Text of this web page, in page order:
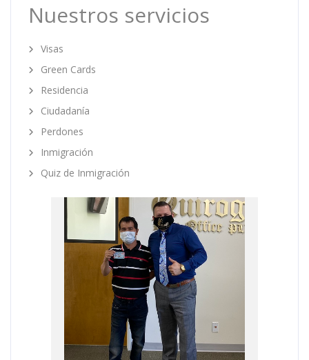
Nuestros servicios
Visas
Green Cards
Residencia
Ciudadanía
Perdones
Inmigración
Quiz de Inmigración